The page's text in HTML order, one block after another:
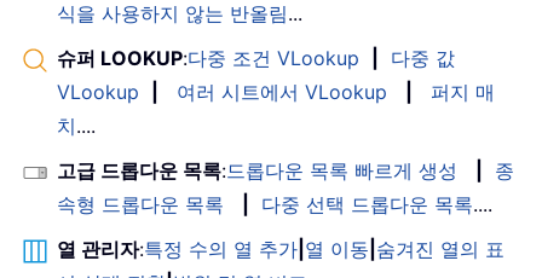
식을 사용하지 않는 반올림...
슈퍼 LOOKUP:다중 조건 VLookup
다중 값
VLookup
여러 시트에서 VLookup
퍼지 매
치....
고급 드롭다운 목록:드롭다운 목록 빠르게 생성
종
속형 드롭다운 목록
다중 선택 드롭다운 목록....
열 관리자:특정 수의 열 추가 열 이동 숨겨진 열의 표